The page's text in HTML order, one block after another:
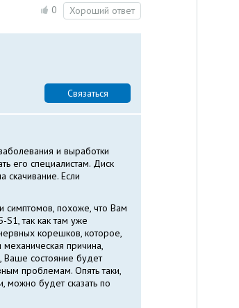
0
Хороший ответ
Связаться
и выработки
его специалистам. Диск
скачивание. Если
симптомов, похоже, что Вам
так как там уже
корешков, которое,
механическая причина,
Ваше состояние будет
проблемам. Опять таки,
можно будет сказать по